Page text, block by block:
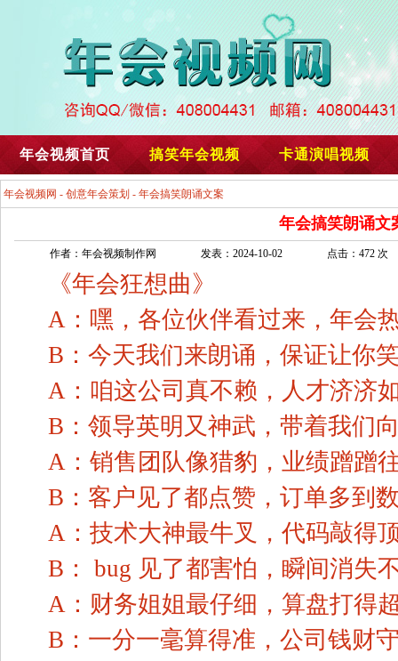
年会视频首页 搞笑年会视频 卡通演唱视频
年会视频网 - 创意年会策划 - 年会搞笑朗诵文案
年会搞笑朗诵文
作者：年会视频制作网 发表：2024-10-02 点击：472 次
《年会狂想曲》
A：嘿，各位伙伴看过来，年会
B：今天我们来朗诵，保证让你
A：咱这公司真不赖，人才济济
B：领导英明又神武，带着我们
A：销售团队像猎豹，业绩蹭蹭
B：客户见了都点赞，订单多到
A：技术大神最牛叉，代码敲得
B： bug 见了都害怕，瞬间消失
A：财务姐姐最仔细，算盘打得
B：一分一毫算得准，公司钱财